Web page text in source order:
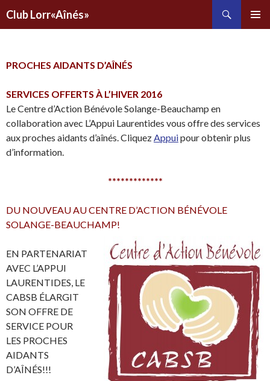
Club Lorr«Aînés»
PRINCIPAL
PROCHES AIDANTS D’AÎNÉS
SERVICES OFFERTS À L’HIVER 2016
Le Centre d’Action Bénévole Solange-Beauchamp en
collaboration avec L’Appui Laurentides vous offre des services
aux proches aidants d’aînés. CliquezAppuipour obtenir plus
d’information.
*************
DU NOUVEAU AU CENTRE D’ACTION BÉNÉVOLE
SOLANGE-BEAUCHAMP!
EN PARTENARIAT
AVEC L’APPUI
LAURENTIDES, LE
CABSB ÉLARGIT
SON OFFRE DE
SERVICE POUR
LES PROCHES
AIDANTS
D’AÎNÉS!!!